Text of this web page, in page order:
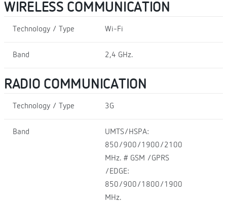
WIRELESS COMMUNICATION
Technology / Type Wi-Fi
Band 2,4 GHz.
RADIO COMMUNICATION
Technology / Type 3G
Band
UMTS/HSPA:
850/900/1900/2100
MHz. # GSM /GPRS
/EDGE:
850/900/1800/1900
MHz.